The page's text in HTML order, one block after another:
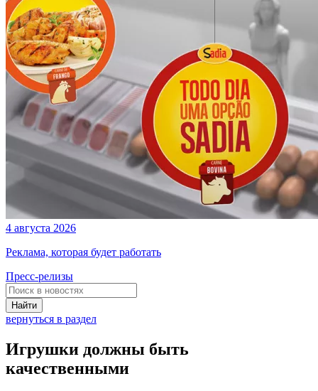
4 августа 2026
Реклама, которая будет работать
Пресс-релизы
Найти
вернуться в раздел
Игрушки должны быть
качественными